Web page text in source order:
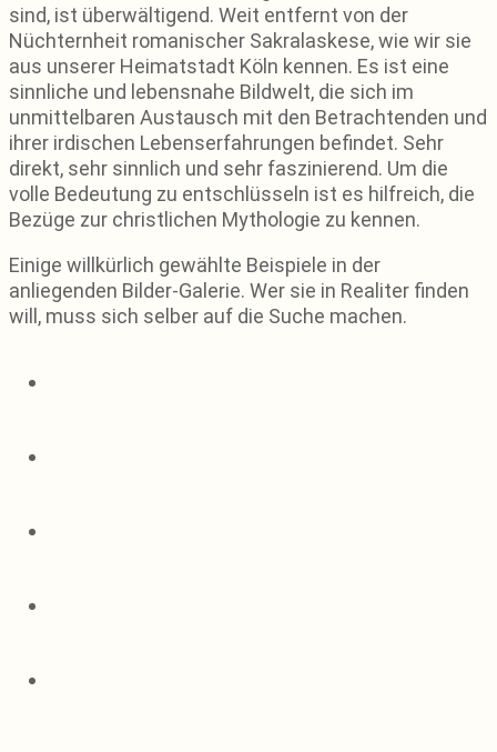
sind, ist überwältigend. Weit entfernt von der
Nüchternheit romanischer Sakralaskese, wie wir sie
aus unserer Heimatstadt Köln kennen. Es ist eine
sinnliche und lebensnahe Bildwelt, die sich im
unmittelbaren Austausch mit den Betrachtenden und
ihrer irdischen Lebenserfahrungen befindet. Sehr
direkt, sehr sinnlich und sehr faszinierend. Um die
volle Bedeutung zu entschlüsseln ist es hilfreich, die
Bezüge zur christlichen Mythologie zu kennen.
Einige willkürlich gewählte Beispiele in der
anliegenden Bilder-Galerie. Wer sie in Realiter finden
will, muss sich selber auf die Suche machen.